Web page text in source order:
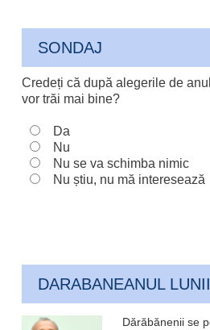
SONDAJ
Credeți că după alegerile de
vor trăi mai bine?
Da
Nu
Nu se va schimba nimic
Nu știu, nu mă interesează
DARABANEANUL LUNII
Dărăbănenii se